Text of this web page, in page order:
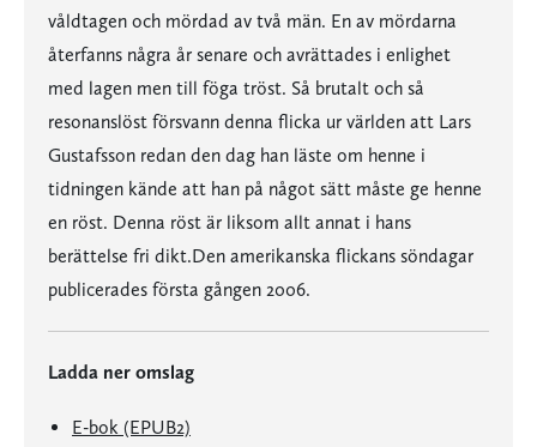
våldtagen och mördad av två män. En av mördarna
återfanns några år senare och avrättades i enlighet
med lagen men till föga tröst. Så brutalt och så
resonanslöst försvann denna flicka ur världen att Lars
Gustafsson redan den dag han läste om henne i
tidningen kände att han på något sätt måste ge henne
en röst. Denna röst är liksom allt annat i hans
berättelse fri dikt.Den amerikanska flickans söndagar
publicerades första gången 2006.
Ladda ner omslag
E-bok (EPUB2)